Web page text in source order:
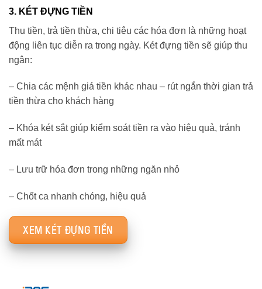
3. KÉT ĐỰNG TIỀN
Thu tiền, trả tiền thừa, chi tiêu các hóa đơn là những hoạt
động liên tục diễn ra trong ngày. Két đựng tiền sẽ giúp thu
ngân:
– Chia các mệnh giá tiền khác nhau – rút ngắn thời gian trả
tiền thừa cho khách hàng
– Khóa két sắt giúp kiểm soát tiền ra vào hiệu quả, tránh
mất mát
– Lưu trữ hóa đơn trong những ngăn nhỏ
– Chốt ca nhanh chóng, hiệu quả
XEM KÉT ĐỰNG TIỀN